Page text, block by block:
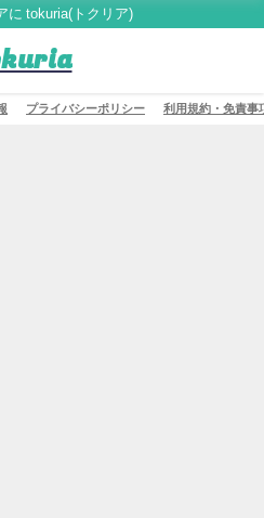
に tokuria(トクリア)
プライバシーポリシー 利用規約・免責事